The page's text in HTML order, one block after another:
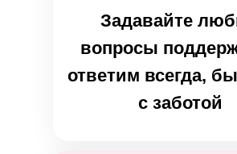
Задавайте
вопросы
ответим всегда,
с заботой